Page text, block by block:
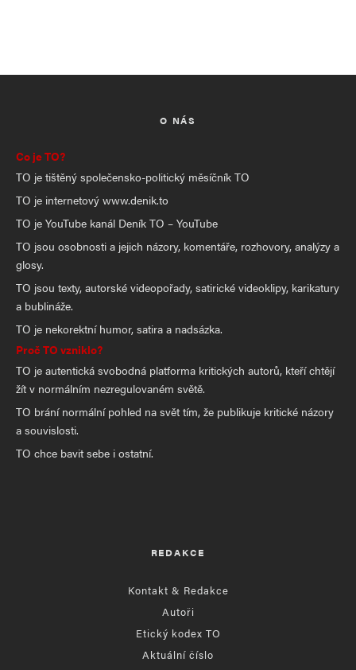
O NÁS
Co je TO?
TO je tištěný společensko-politický měsíčník TO
TO je internetový www.denik.to
TO je YouTube kanál Deník TO – YouTube
TO jsou osobnosti a jejich názory, komentáře, rozhovory, analýzy a
glosy.
TO jsou texty, autorské videopořady, satirické videoklipy, karikatury
a bublináže.
TO je nekorektní humor, satira a nadsázka.
Proč TO vzniklo?
TO je autentická svobodná platforma kritických autorů, kteří chtějí
žít v normálním nezregulovaném světě.
TO brání normální pohled na svět tím, že publikuje kritické názory
a souvislosti.
TO chce bavit sebe i ostatní.
REDAKCE
Kontakt & Redakce
Autoři
Etický kodex TO
Aktuální číslo